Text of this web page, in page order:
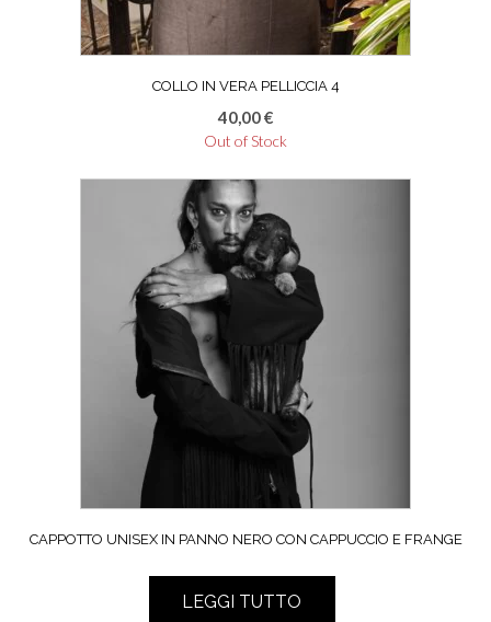
COLLO IN VERA PELLICCIA 4
40,00€
Out of Stock
CAPPOTTO UNISEX IN PANNO NERO CON CAPPUCCIO E FRANGE
LEGGI TUTTO